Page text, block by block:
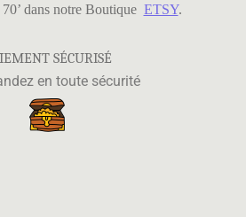
70’ dans notre Boutique ETSY.
SÉCURISÉ
en toute sécurité